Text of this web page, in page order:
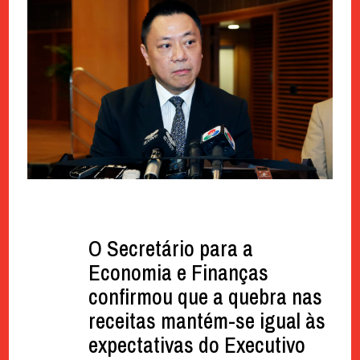
O Secretário para a
Economia e Finanças
confirmou que a quebra nas
receitas mantém-se igual às
expectativas do Executivo